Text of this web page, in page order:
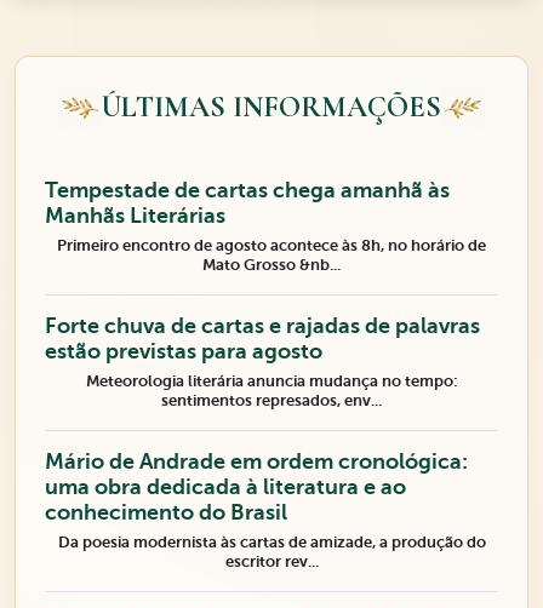
ÚLTIMAS INFORMAÇÕES
Tempestade de cartas chega amanhã às
Manhãs Literárias
Primeiro encontro de agosto acontece às 8h, no horário de
Mato Grosso &nb...
Forte chuva de cartas e rajadas de palavras
estão previstas para agosto
Meteorologia literária anuncia mudança no tempo:
sentimentos represados, env...
Mário de Andrade em ordem cronológica:
uma obra dedicada à literatura e ao
conhecimento do Brasil
Da poesia modernista às cartas de amizade, a produção do
escritor rev...